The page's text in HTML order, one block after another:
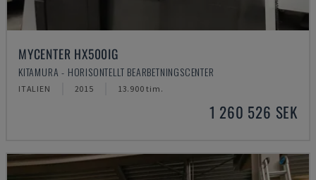
MYCENTER HX500IG
KITAMURA - HORISONTELLT BEARBETNINGSCENTER
ITALIEN 2015 13.900 tim.
1 260 526 SEK